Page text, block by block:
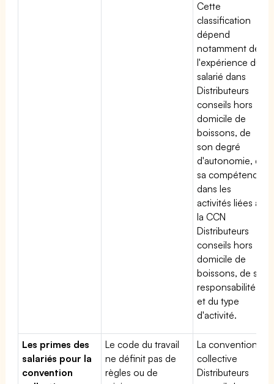
Cette
classification
dépend
notamment de
l'expérience du
salarié dans
Distributeurs
conseils hors
domicile de
boissons, de
son degré
d'autonomie, de
sa compétence
dans les
activités liées à
la CCN
Distributeurs
conseils hors
domicile de
boissons, de sa
responsabilité
et du type
d'activité.
Les primes des
salariés pour la
convention
Le code du travail
ne définit pas de
règles ou de
La convention
collective
Distributeurs